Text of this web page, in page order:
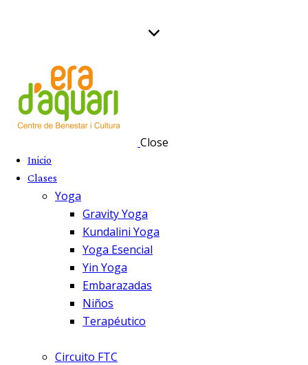
Close
Inicio
Clases
Yoga
Gravity Yoga
Kundalini Yoga
Yoga Esencial
Yin Yoga
Embarazadas
Niños
Terapéutico
Circuito FTC